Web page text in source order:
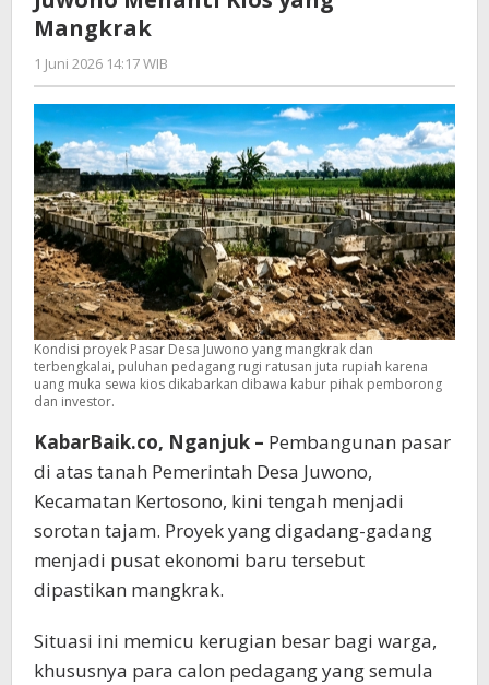
Menanti
Kios
yang
Mangkrak
Mangkrak
1 Juni 2026 14:17 WIB
Gagah
Saputra
Kondisi proyek Pasar Desa Juwono yang mangkrak dan
terbengkalai, puluhan pedagang rugi ratusan juta rupiah karena
uang muka sewa kios dikabarkan dibawa kabur pihak pemborong
dan investor.
KabarBaik.co, Nganjuk – Pembangunan pasar
di atas tanah Pemerintah Desa Juwono,
Kecamatan Kertosono, kini tengah menjadi
sorotan tajam. Proyek yang digadang-gadang
menjadi pusat ekonomi baru tersebut
dipastikan mangkrak.
Situasi ini memicu kerugian besar bagi warga,
khususnya para calon pedagang yang semula